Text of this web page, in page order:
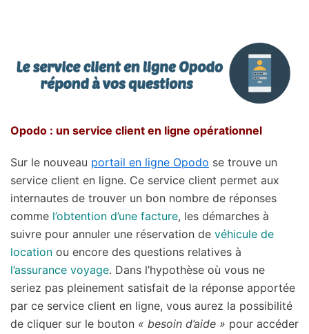
Opodo : un service client en ligne opérationnel
Sur le nouveau portail en ligne Opodo se trouve un
service client en ligne. Ce service client permet aux
internautes de trouver un bon nombre de réponses
comme l’obtention d’une facture, les démarches à
suivre pour annuler une réservation de véhicule de
location ou encore des questions relatives à
l’assurance voyage. Dans l’hypothèse où vous ne
seriez pas pleinement satisfait de la réponse apportée
par ce service client en ligne, vous aurez la possibilité
de cliquer sur le bouton « besoin d’aide » pour accéder